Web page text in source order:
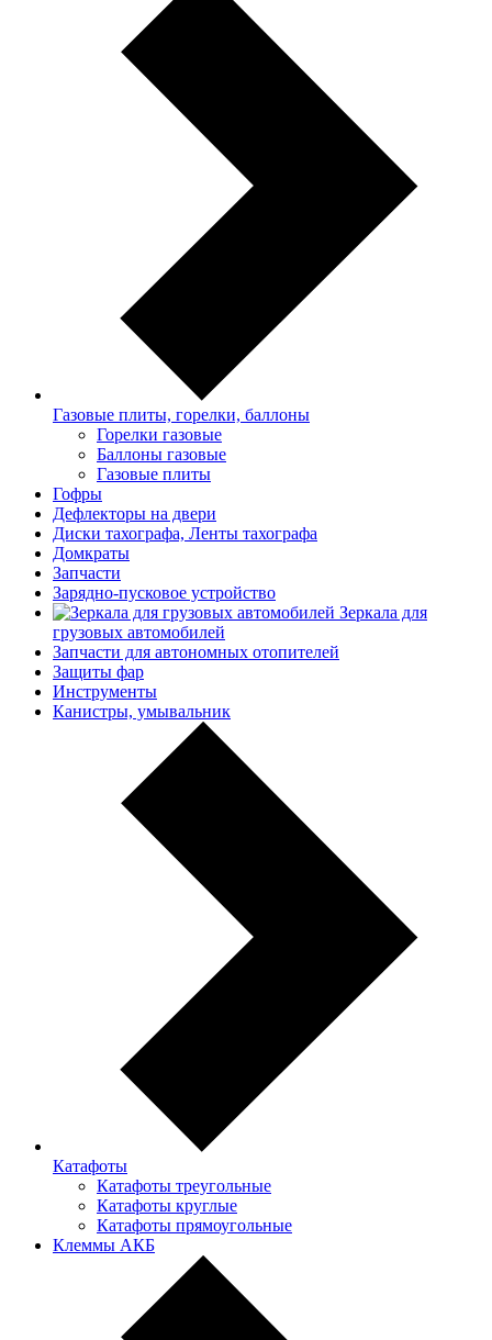
Газовые плиты, горелки, баллоны
Горелки газовые
Баллоны газовые
Газовые плиты
Гофры
Дефлекторы на двери
Диски тахографа, Ленты тахографа
Домкраты
Запчасти
Зарядно-пусковое устройство
Зеркала для
грузовых автомобилей
Запчасти для автономных отопителей
Защиты фар
Инструменты
Канистры, умывальник
Катафоты
Катафоты треугольные
Катафоты круглые
Катафоты прямоугольные
Клеммы АКБ